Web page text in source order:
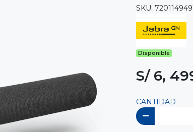
SKU:
Disponible
S/ 6,
CANTIDAD